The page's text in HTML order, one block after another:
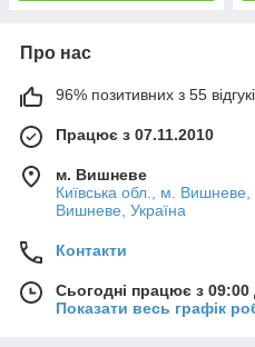
Про нас
96% позитивних з 55
Працює з 07.11.2010
м. Вишневе
Київська обл., м. Вишневе,
Вишневе, Україна
Контакти
Сьогодні працює з 09:00
Показати весь графік